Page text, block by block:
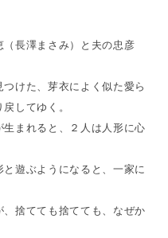
（長澤まさみ）と夫の忠彦
けた、芽衣によく似た愛ら
してゆく。
まれると、２人は人形に心
遊ぶようになると、一家に
捨てても捨てても、なぜか